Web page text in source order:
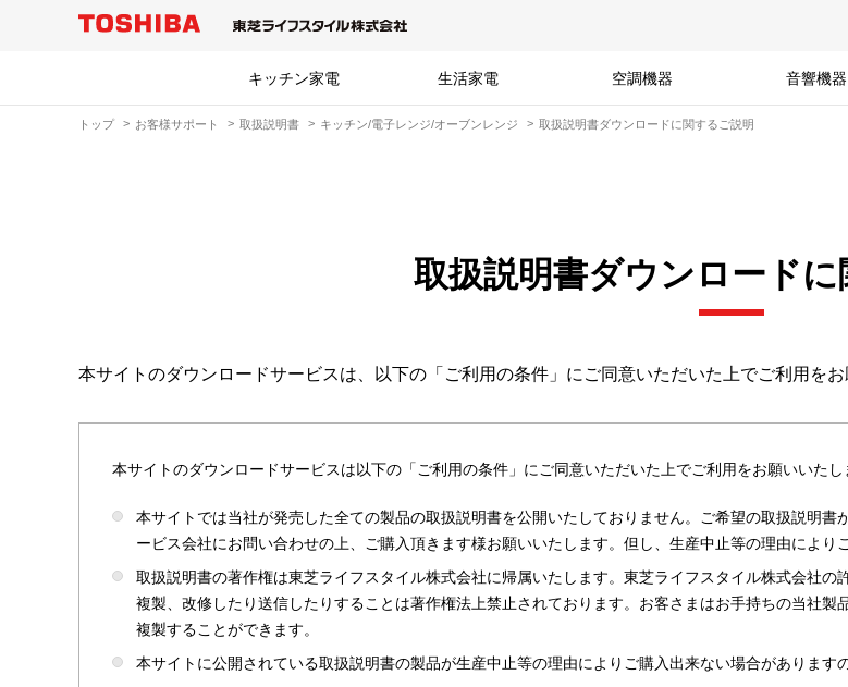
キッチン家電 生活家電 空調機器 音響機器
トップ お客様サポート 取扱説明書 キッチン/電子レンジ/オーブンレンジ 取扱説明書ダウンロードに関するご説明
取扱説明書ダウンロードに
本サイトのダウンロードサービスは、以下の「ご利用の条件」にご同意いただいた上でご利用をお
本サイトのダウンロードサービスは以下の「ご利用の条件」にご同意いただいた上でご利用をお願いいたし
本サイトでは当社が発売した全ての製品の取扱説明書を公開いたしておりません。ご希望の取扱説明
ービス会社にお問い合わせの上、ご購入頂きます様お願いいたします。但し、生産中止等の理由により
取扱説明書の著作権は東芝ライフスタイル株式会社に帰属いたします。東芝ライフスタイル株式会社
複製、改修したり送信したりすることは著作権法上禁止されております。お客さまはお手持ちの当社
複製することができます。
本サイトに公開されている取扱説明書の製品が生産中止等の理由によりご購入出来ない場合があります